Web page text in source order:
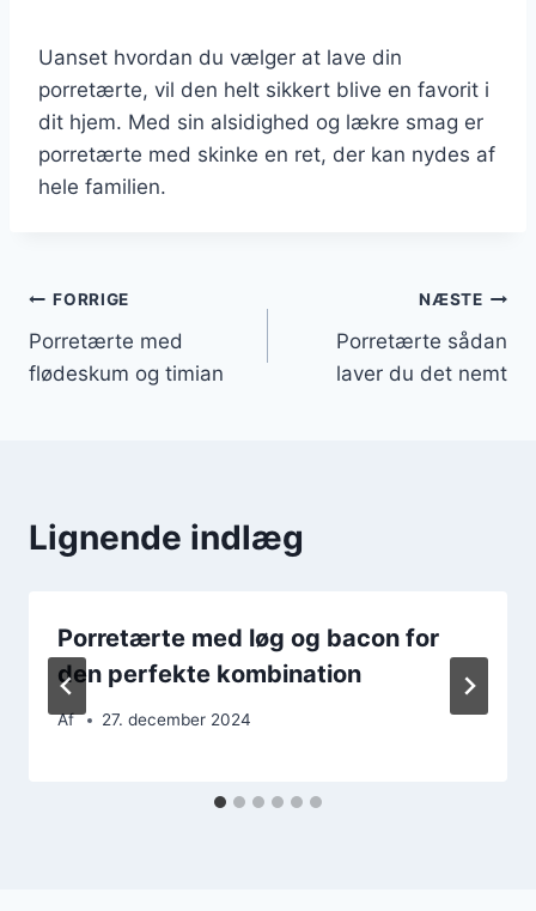
Uanset hvordan du vælger at lave din
porretærte, vil den helt sikkert blive en favorit i
dit hjem. Med sin alsidighed og lækre smag er
porretærte med skinke en ret, der kan nydes af
hele familien.
Indlægsnavigation
FORRIGE
Porretærte med
flødeskum og timian
NÆSTE
Porretærte sådan
laver du det nemt
Lignende indlæg
Porretærte med løg og bacon for
den perfekte kombination
Af 27. december 2024